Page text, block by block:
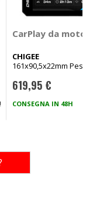
CarPlay da moto
CHIGEE
161x90,5x22mm Peso
619,95 €
CONSEGNA IN 48H